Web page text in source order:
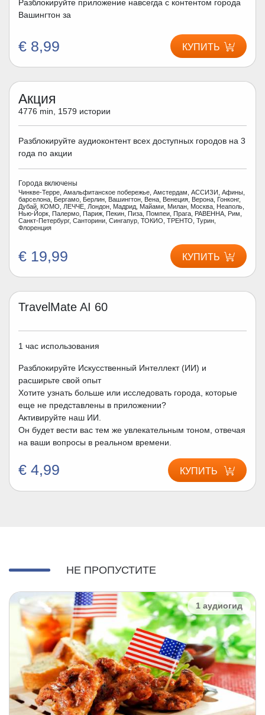
Разблокируйте приложение навсегда с контентом города
Вашингтон за
€ 8,99 КУПИТЬ
Акция
4776 min, 1579 истории
Разблокируйте аудиоконтент всех доступных городов на 3
года по акции
Города включены
Чинкве-Терре, Амальфитанское побережье, Амстердам, АССИЗИ, Афины,
барселона, Бергамо, Берлин, Вашингтон, Вена, Венеция, Верона, Гонконг,
Дубай, КОМО, ЛЕЧЧЕ, Лондон, Мадрид, Майами, Милан, Москва, Неаполь,
Нью-Йорк, Палермо, Париж, Пекин, Пиза, Помпеи, Прага, РАВЕННА, Рим,
Санкт-Петербург, Санторини, Сингапур, ТОКИО, ТРЕНТО, Турин,
Флоренция
€ 19,99 КУПИТЬ
TravelMate AI 60
1 час использования
Разблокируйте Искусственный Интеллект (ИИ) и
расширьте свой опыт
Хотите узнать больше или исследовать города, которые
еще не представлены в приложении?
Активируйте наш ИИ.
Он будет вести вас тем же увлекательным тоном, отвечая
на ваши вопросы в реальном времени.
€ 4,99 КУПИТЬ
НЕ ПРОПУСТИТЕ
1 аудиогид